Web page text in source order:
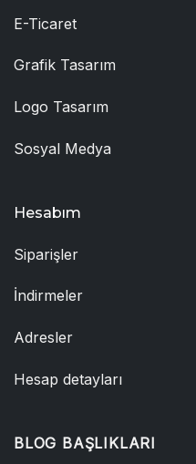
E-Ticaret
Grafik Tasarım
Logo Tasarım
Sosyal Medya
Hesabım
Siparişler
İndirmeler
Adresler
Hesap detayları
BLOG BAŞLIKLARI